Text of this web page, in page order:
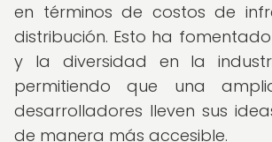
en términos de costos de
distribución. Esto ha
y la diversidad en la
permitiendo que una
desarrolladores lleven sus
de manera más accesible.